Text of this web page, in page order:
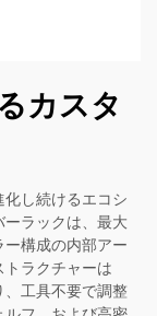
カスタ
し続けるエコシ
ラックは、最大
構成の内部アー
ラクチャーは
、工具不要で調整